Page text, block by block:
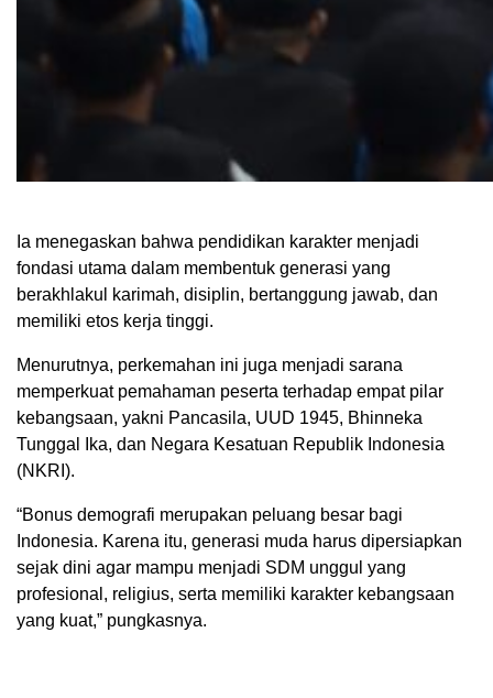
Ia menegaskan bahwa pendidikan karakter menjadi
fondasi utama dalam membentuk generasi yang
berakhlakul karimah, disiplin, bertanggung jawab, dan
memiliki etos kerja tinggi.
Menurutnya, perkemahan ini juga menjadi sarana
memperkuat pemahaman peserta terhadap empat pilar
kebangsaan, yakni Pancasila, UUD 1945, Bhinneka
Tunggal Ika, dan Negara Kesatuan Republik Indonesia
(NKRI).
“Bonus demografi merupakan peluang besar bagi
Indonesia. Karena itu, generasi muda harus dipersiapkan
sejak dini agar mampu menjadi SDM unggul yang
profesional, religius, serta memiliki karakter kebangsaan
yang kuat,” pungkasnya.